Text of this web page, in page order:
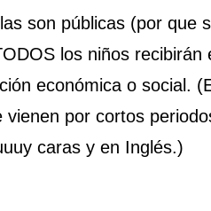
son públicas (por que
los niños
económica o social.
vienen por cortos
caras y en Inglés.)